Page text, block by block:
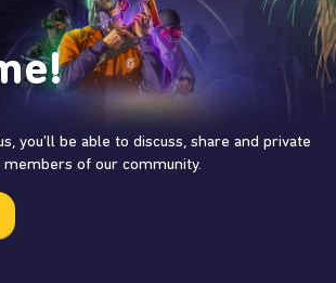
you'll be able to discuss, share and private
of our community.